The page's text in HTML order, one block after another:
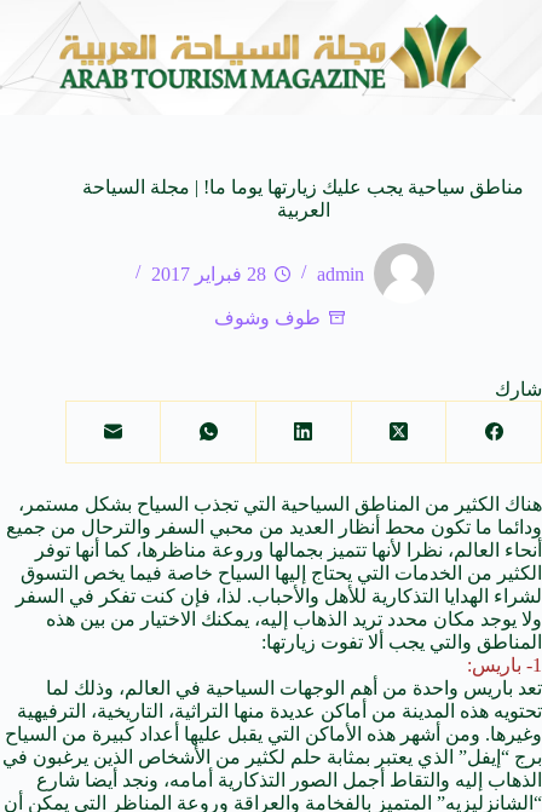
العالمية 8 أغسطس 2026 وزير الثقافة السعودي: استضافة المملكة
مناطق سياحية يجب عليك زيارتها يوما ما! | مجلة السياحة
العربية
admin 28 فبراير 2017
طوف وشوف
شارك
هناك الكثير من المناطق السياحية التي تجذب السياح بشكل مستمر،
ودائما ما تكون محط أنظار العديد من محبي السفر والترحال من جميع
أنحاء العالم، نظرا لأنها تتميز بجمالها وروعة مناظرها، كما أنها توفر
الكثير من الخدمات التي يحتاج إليها السياح خاصة فيما يخص التسوق
لشراء الهدايا التذكارية للأهل والأحباب. لذا، فإن كنت تفكر في السفر
ولا يوجد مكان محدد تريد الذهاب إليه، يمكنك الاختيار من بين هذه
المناطق والتي يجب ألا تفوت زيارتها:
1- باريس:
تعد باريس واحدة من أهم الوجهات السياحية في العالم، وذلك لما
تحتويه هذه المدينة من أماكن عديدة منها التراثية، التاريخية، الترفيهية
وغيرها. ومن أشهر هذه الأماكن التي يقبل عليها أعداد كبيرة من السياح
برج “إيفل” الذي يعتبر بمثابة حلم لكثير من الأشخاص الذين يرغبون في
الذهاب إليه والتقاط أجمل الصور التذكارية أمامه، ونجد أيضا شارع
“الشانزليزيه” المتميز بالفخامة والعراقة وروعة المناظر التي يمكن أن